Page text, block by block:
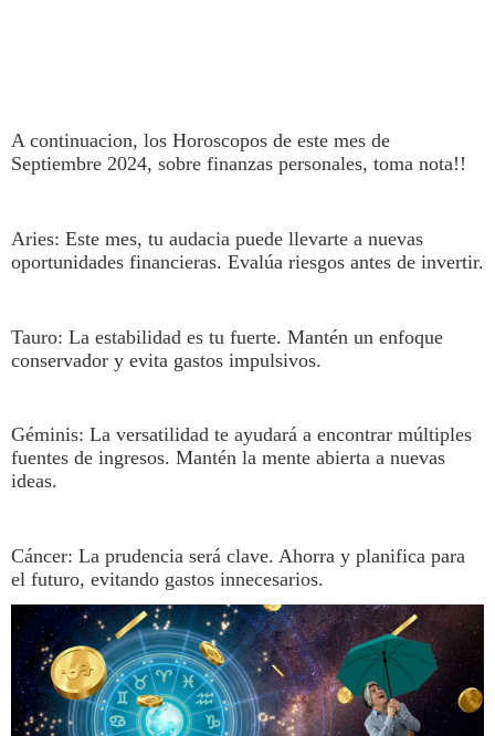
A continuacion, los Horoscopos de este mes de
Septiembre 2024, sobre finanzas personales, toma nota!!
Aries: Este mes, tu audacia puede llevarte a nuevas
oportunidades financieras. Evalúa riesgos antes de invertir.
Tauro: La estabilidad es tu fuerte. Mantén un enfoque
conservador y evita gastos impulsivos.
Géminis: La versatilidad te ayudará a encontrar múltiples
fuentes de ingresos. Mantén la mente abierta a nuevas
ideas.
Cáncer: La prudencia será clave. Ahorra y planifica para
el futuro, evitando gastos innecesarios.